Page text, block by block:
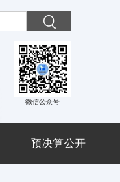
微信公众号
预决算公开